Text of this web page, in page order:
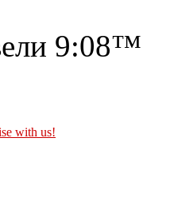
9:08™
with us!